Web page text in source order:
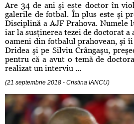
Are 34 de ani şi este doctor în
galerile de fotbal. În plus este şi
Disciplină a AJF Prahova. Numele
iar la susţinerea tezei de doctorat
oameni din fotbalul prahovean, şi
Dridea şi pe Silviu Crângaşu,
pentru că a avut o temă de
realizat un interviu ...
(21 septembrie 2018 - Cristina IANCU)